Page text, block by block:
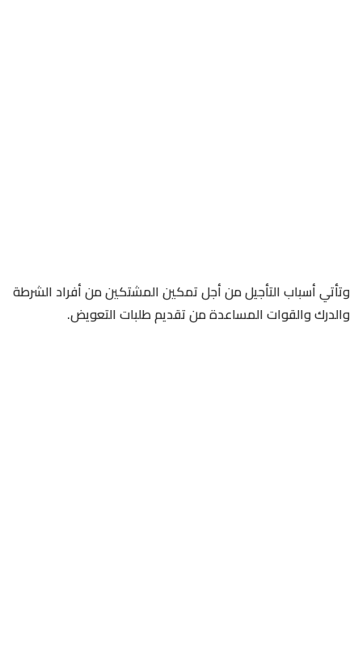
وتأتي أسباب التأجيل من أجل تمكين المشتكين من أفراد الشرطة
والدرك والقوات المساعدة من تقديم طلبات التعويض.